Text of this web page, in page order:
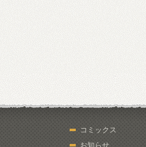
コミックス
お知らせ